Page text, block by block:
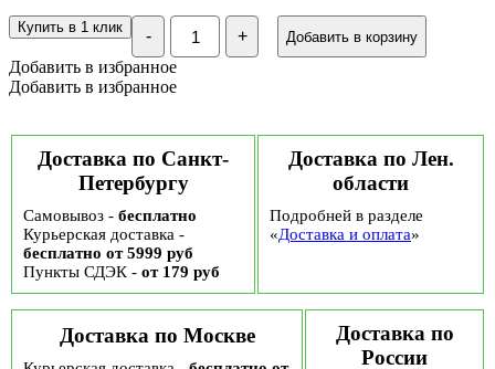
-
Количество
Детский
сладкий
Новогодний
подарок
№18
+ Добавить в корзину
Купить в 1 клик
Добавить в избранное
Добавить в избранное
Доставка по Санкт-
Петербургу
Самовывоз - бесплатно
Курьерская доставка -
бесплатно от 5999 руб
Пункты СДЭК - от 179 руб
Доставка по Лен.
области
Подробней в разделе
«Доставка и оплата»
Доставка по Москве
Доставка по
России